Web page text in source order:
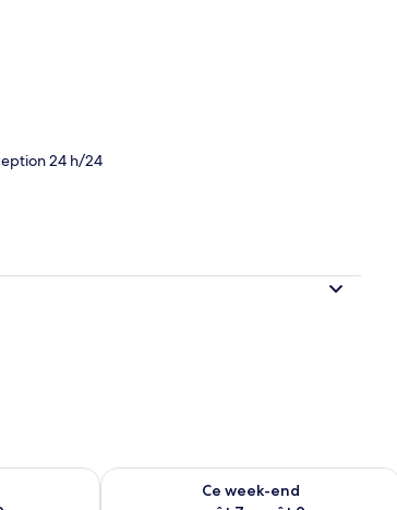
24 h/24
demain août 8 - août 9
Ce week-end
Vérifier la disponibilité pour ce week-